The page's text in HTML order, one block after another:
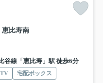
比寿南
谷線「恵比寿」駅 徒歩6分
宅配ボックス